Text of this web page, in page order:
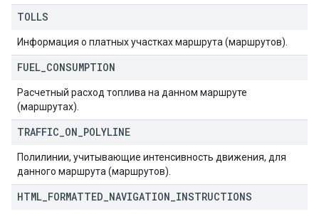
TOLLS
Информация о платных участках маршрута (маршрутов).
FUEL CONSUMPTION
Расчетный расход топлива на данном маршруте
(маршрутах).
TRAFFIC ON POLYLINE
Полилинии, учитывающие интенсивность движения, для
данного маршрута (маршрутов).
HTML FORMATTED NAVIGATION INSTRUCTIONS